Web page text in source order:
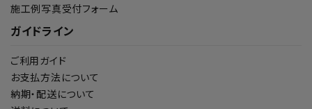
施工例写真受付フォーム
ガイドライン
ご利用ガイド
お支払方法について
納期・配送について